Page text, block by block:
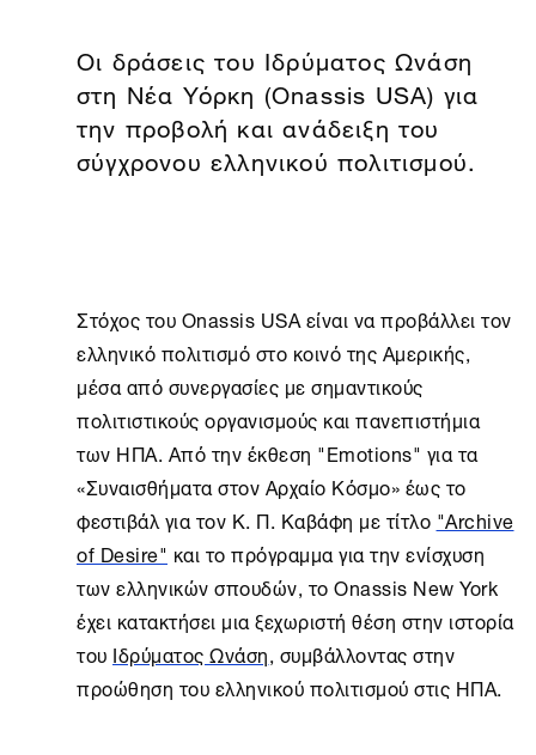
Οι δράσεις του Ιδρύματος Ωνάση
στη Νέα Υόρκη (Onassis USA) για
την προβολή και ανάδειξη του
σύγχρονου ελληνικού πολιτισμού.
Στόχος του Onassis USA είναι να προβάλλει τον
ελληνικό πολιτισμό στο κοινό της Αμερικής,
μέσα από συνεργασίες με σημαντικούς
πολιτιστικούς οργανισμούς και πανεπιστήμια
των ΗΠΑ. Από την έκθεση "Εmotions" για τα
«Συναισθήματα στον Αρχαίο Κόσμο» έως το
φεστιβάλ για τον Κ. Π. Καβάφη με τίτλο "Archive
of Desire" και το πρόγραμμα για την ενίσχυση
των ελληνικών σπουδών, το Onassis New York
έχει κατακτήσει μια ξεχωριστή θέση στην ιστορία
του Ιδρύματος Ωνάση, συμβάλλοντας στην
προώθηση του ελληνικού πολιτισμού στις ΗΠΑ.